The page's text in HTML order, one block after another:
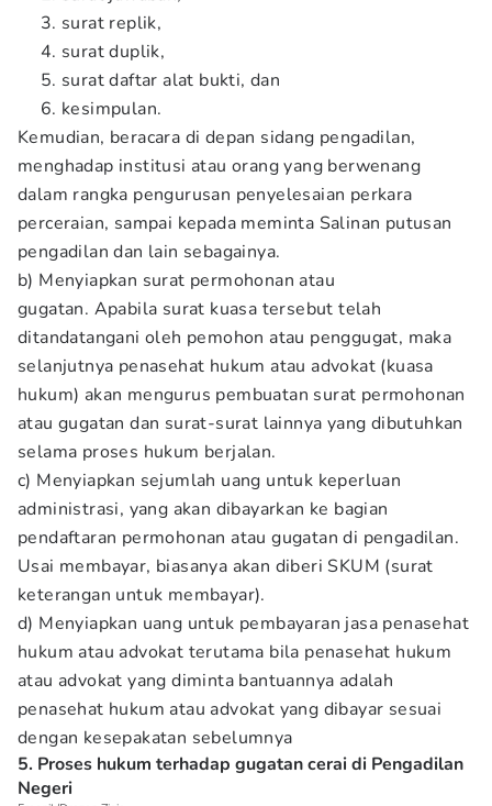
surat replik,
surat duplik,
surat daftar alat bukti, dan
kesimpulan.
Kemudian, beracara di depan sidang pengadilan,
menghadap institusi atau orang yang berwenang
dalam rangka pengurusan penyelesaian perkara
perceraian, sampai kepada meminta Salinan putusan
pengadilan dan lain sebagainya.
b) Menyiapkan surat permohonan atau
gugatan. Apabila surat kuasa tersebut telah
ditandatangani oleh pemohon atau penggugat, maka
selanjutnya penasehat hukum atau advokat (kuasa
hukum) akan mengurus pembuatan surat permohonan
atau gugatan dan surat-surat lainnya yang dibutuhkan
selama proses hukum berjalan.
c) Menyiapkan sejumlah uang untuk keperluan
administrasi, yang akan dibayarkan ke bagian
pendaftaran permohonan atau gugatan di pengadilan.
Usai membayar, biasanya akan diberi SKUM (surat
keterangan untuk membayar).
d) Menyiapkan uang untuk pembayaran jasa penasehat
hukum atau advokat terutama bila penasehat hukum
atau advokat yang diminta bantuannya adalah
penasehat hukum atau advokat yang dibayar sesuai
dengan kesepakatan sebelumnya
5. Proses hukum terhadap gugatan cerai di Pengadilan
Negeri